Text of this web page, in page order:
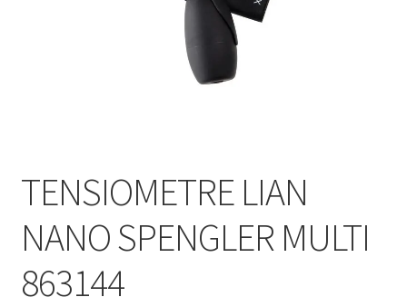
TENSIOMETRE LIAN
NANO SPENGLER MULTI
863144